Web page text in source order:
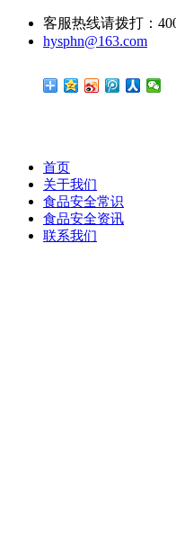
客服热线请拨打：
hysphn@163.com
首页
关于我们
食品安全常识
食品安全资讯
联系我们